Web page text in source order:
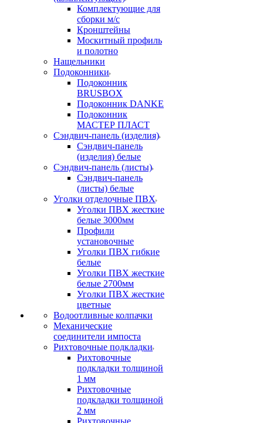
Комплектующие для
сборки м/с
Кронштейны
Москитный профиль
и полотно
Нащельники
Подоконники
Подоконник
BRUSBOX
Подоконник DANKE
Подоконник
МАСТЕР ПЛАСТ
Сэндвич-панель (изделия)
Сэндвич-панель
(изделия) белые
Сэндвич-панель (листы)
Сэндвич-панель
(листы) белые
Уголки отделочные ПВХ
Уголки ПВХ жесткие
белые 3000мм
Профили
установочные
Уголки ПВХ гибкие
белые
Уголки ПВХ жесткие
белые 2700мм
Уголки ПВХ жесткие
цветные
Водоотливные колпачки
Механические
соединители импоста
Рихтовочные подкладки
Рихтовочные
подкладки толщиной
1 мм
Рихтовочные
подкладки толщиной
2 мм
Рихтовочные